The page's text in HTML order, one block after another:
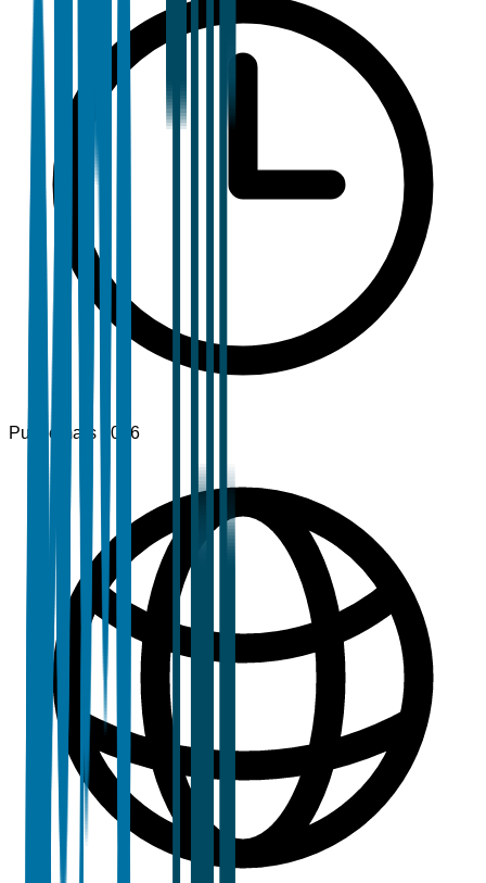
Publié mars 2026